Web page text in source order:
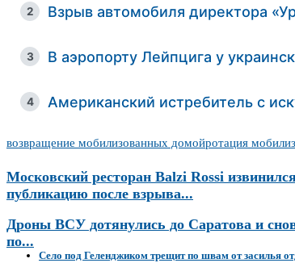
2 Взрыв автомобиля директора
3 В аэропорту Лейпцига у
4 Американский истребитель с
возвращение мобилизованных домойротация
Московский ресторан Balzi Rossi
публикацию после взрыва...
Дроны ВСУ дотянулись до Саратова и
по...
Село под Геленджиком трещит по швам от засилья